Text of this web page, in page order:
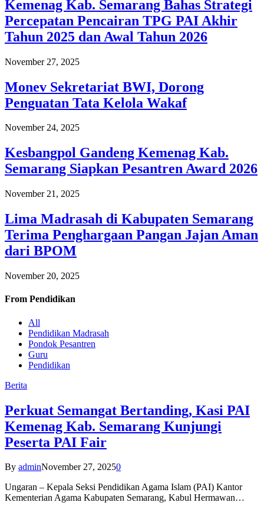
Kemenag Kab. Semarang Bahas Strategi
Percepatan Pencairan TPG PAI Akhir
Tahun 2025 dan Awal Tahun 2026
November 27, 2025
Monev Sekretariat BWI, Dorong
Penguatan Tata Kelola Wakaf
November 24, 2025
Kesbangpol Gandeng Kemenag Kab.
Semarang Siapkan Pesantren Award 2026
November 21, 2025
Lima Madrasah di Kabupaten Semarang
Terima Penghargaan Pangan Jajan Aman
dari BPOM
November 20, 2025
From Pendidikan
All
Pendidikan Madrasah
Pondok Pesantren
Guru
Pendidikan
Berita
Perkuat Semangat Bertanding, Kasi PAI
Kemenag Kab. Semarang Kunjungi
Peserta PAI Fair
By adminNovember 27, 20250
Ungaran – Kepala Seksi Pendidikan Agama Islam (PAI) Kantor
Kementerian Agama Kabupaten Semarang, Kabul Hermawan…